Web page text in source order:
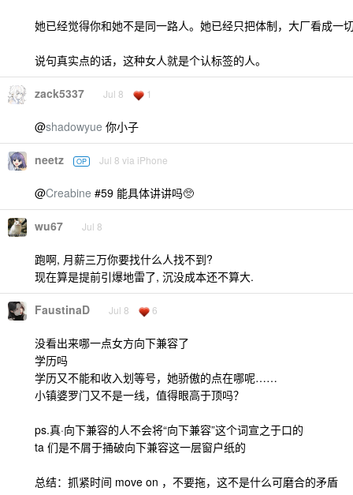
她已经觉得你和她不是同一路人。她已经只把体制，大厂看成一
说句真实点的话，这种女人就是个认标签的人。
zack5337 Jul 8 1
@shadowyue 你小子
neetz OP Jul 8 via iPhone
@Creabine #59 能具体讲讲吗🥺
wu67 Jul 8
跑啊, 月薪三万你要找什么人找不到?
现在算是提前引爆地雷了, 沉没成本还不算大.
FaustinaD Jul 8 6
没看出来哪一点女方向下兼容了
学历吗
学历又不能和收入划等号，她骄傲的点在哪呢……
小镇婆罗门又不是一线，值得眼高于顶吗？
ps.真·向下兼容的人不会将“向下兼容”这个词宣之于口的
ta 们是不屑于捅破向下兼容这一层窗户纸的
总结：抓紧时间 move on ，不要拖，这不是什么可磨合的矛盾